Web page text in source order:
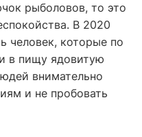
рыболовов, то это
В 2020
человек, которые по
в пищу ядовитую
внимательно
и не пробовать